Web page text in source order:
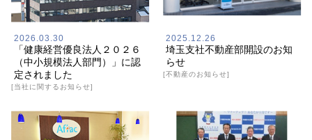
2026.03.30
「健康経営優良法人２０２６
（中小規模法人部門）」に認
定されました
[当社に関するお知らせ]
2025.12.26
埼玉支社不動産部開設のお知
らせ
[不動産のお知らせ]